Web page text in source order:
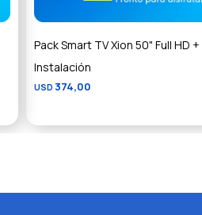
Pack Smart TV Xion 50" Full HD +
Instalación
USD 374,00